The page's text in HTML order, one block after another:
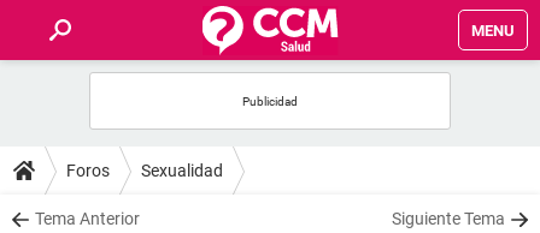
MENU
FOROS
SALUD
Foros Sexualidad
Tema Anterior Siguiente Tema